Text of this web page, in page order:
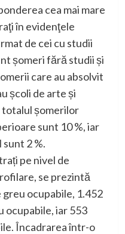
cea mai mare
în evidenţele
de cei cu studii
șomeri fără studii și
care au absolvit
școli de arte și
totalul șomerilor
sunt 10 %, iar
2 %.
pe nivel de
se prezintă
ocupabile, 1.452
ocupabile, iar 553
Încadrarea într-o